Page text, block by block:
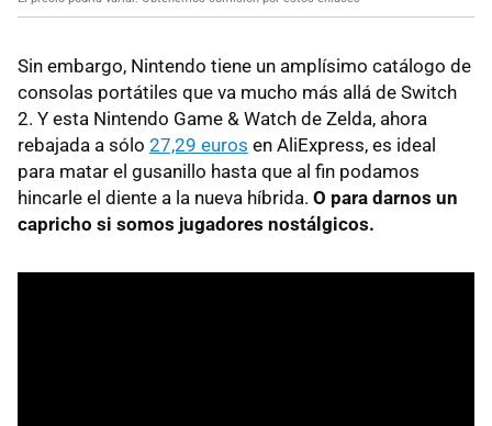
Sin embargo, Nintendo tiene un amplísimo catálogo de
consolas portátiles que va mucho más allá de Switch
2. Y esta Nintendo Game & Watch de Zelda, ahora
rebajada a sólo 27,29 euros en AliExpress, es ideal
para matar el gusanillo hasta que al fin podamos
hincarle el diente a la nueva híbrida. O para darnos un
capricho si somos jugadores nostálgicos.